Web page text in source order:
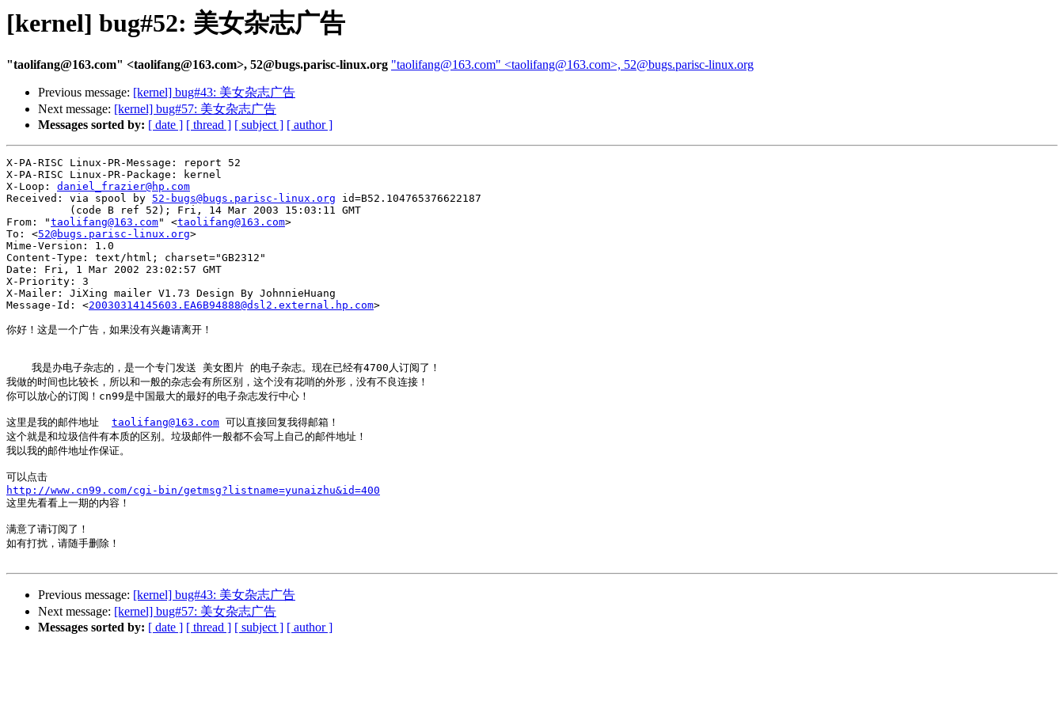
[kernel] bug#52: 美女杂志广告
"taolifang@163.com" <taolifang@163.com>, 52@bugs.parisc-linux.org "taolifang@163.com" <taolifang@163.com>, 52@bugs.parisc-linux.org
Previous message: [kernel] bug#43: 美女杂志广告
Next message: [kernel] bug#57: 美女杂志广告
Messages sorted by: [ date ] [ thread ] [ subject ] [ author ]
X-PA-RISC Linux-PR-Message: report 52
X-PA-RISC Linux-PR-Package: kernel
X-Loop: daniel_frazier@hp.com
Received: via spool by 52-bugs@bugs.parisc-linux.org id=B52.104765376622187
          (code B ref 52); Fri, 14 Mar 2003 15:03:11 GMT
From: "taolifang@163.com" <taolifang@163.com>
To: <52@bugs.parisc-linux.org>
Mime-Version: 1.0
Content-Type: text/html; charset="GB2312"
Date: Fri, 1 Mar 2002 23:02:57 GMT
X-Priority: 3
X-Mailer: JiXing mailer V1.73 Design By JohnnieHuang
Message-Id: <20030314145603.EA6B94888@dsl2.external.hp.com>
你好！这是一个广告，如果没有兴趣请离开！
    我是办电子杂志的，是一个专门发送 美女图片 的电子杂志。现在已经有4700人订阅了！
我做的时间也比较长，所以和一般的杂志会有所区别，这个没有花哨的外形，没有不良连接！
你可以放心的订阅！cn99是中国最大的最好的电子杂志发行中心！
这里是我的邮件地址 taolifang@163.com 可以直接回复我得邮箱！
这个就是和垃圾信件有本质的区别。垃圾邮件一般都不会写上自己的邮件地址！
我以我的邮件地址作保证。
http://www.cn99.com/cgi-bin/getmsg?listname=yunaizhu&id=400
这里先看看上一期的内容！
满意了请订阅了！
如有打扰，请随手删除！
Previous message: [kernel] bug#43: 美女杂志广告
Next message: [kernel] bug#57: 美女杂志广告
Messages sorted by: [ date ] [ thread ] [ subject ] [ author ]